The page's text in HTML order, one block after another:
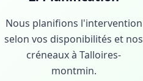
Nous planifions l'intervention
selon vos disponibilités et nos
créneaux à Talloires-
montmin.